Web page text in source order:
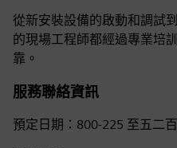
從新安裝設備的啟動和調試
的現場工程師都經過專業培
靠。
服務聯絡資訊
預定日期：800-225 至五二